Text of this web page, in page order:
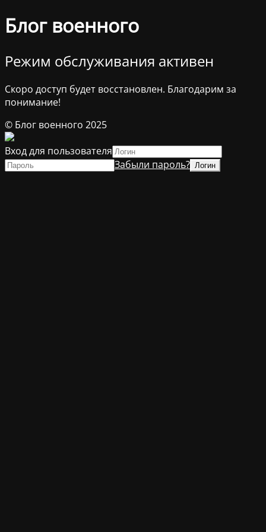
Блог военного
Режим обслуживания активен
Скоро доступ будет восстановлен. Благодарим за
понимание!
© Блог военного 2025
Вход для пользователя
Забыли пароль?